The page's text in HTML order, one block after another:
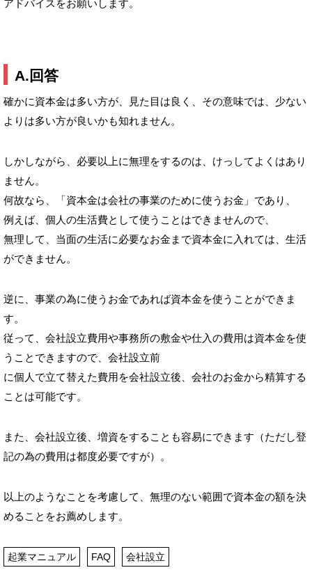
アドバイスをお願いします。
A.回答
確かに資本金は多い方が、見た目は良く、その意味では、少ない
よりは多い方が良いかも知れません。
しかしながら、必要以上に無理をするのは、けっしてよくはあり
ません。
何故なら、「資本金は会社の事業のために使うお金」であり、
例えば、個人の生活費として使うことはできませんので、
無理して、当面の生活に必要なお金まで資本金に入れては、生活
ができません。
逆に、事業の為に使うお金であれば資本金を使うことができま
す。
従って、会社設立費用や事務所の敷金や仕入の費用は資本金を使
うことできますので、会社設立前
に個人で立て替えた費用を会社設立後、会社のお金から精算する
ことは可能です。
また、会社設立後、増資をすることも容易にできます（ただし登
記の為の費用は都度必要ですが）。
以上のようなことを考慮して、無理のない範囲で資本金の額を決
めることをお薦めします。
起業マニュアル FAQ 会社設立